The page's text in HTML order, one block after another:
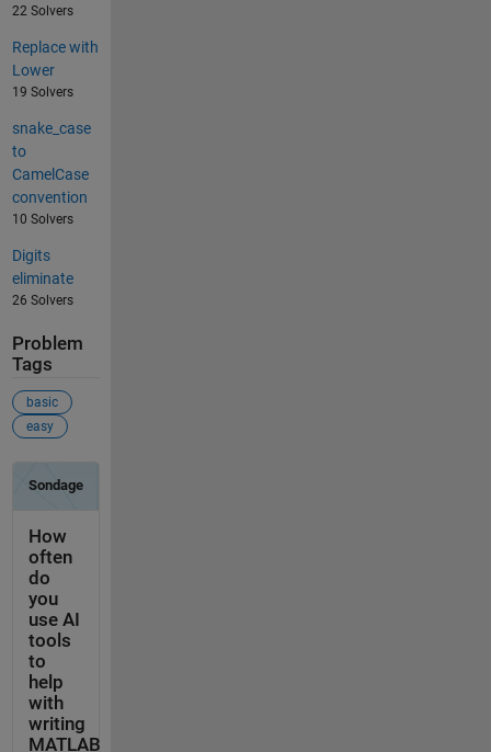
22 Solvers
Replace with
Lower
19 Solvers
snake_case
to
CamelCase
convention
10 Solvers
Digits
eliminate
26 Solvers
Problem
Tags
basic
easy